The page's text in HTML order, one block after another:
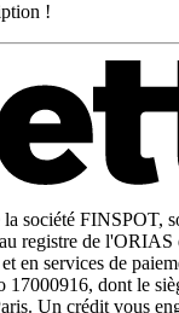
!
la société FINSPOT,
registre de l'ORIAS
en services de
17000916, dont le
Un crédit vous